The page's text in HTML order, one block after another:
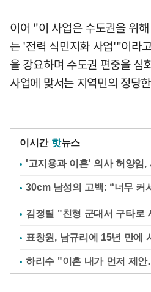
이어 "이 사업은 수도권을 위
는 '전력 식민지화 사업'"이라
을 강요하며 수도권 편중을 심
사업에 맞서는 지역민의 정당
이시간 핫뉴스
'고지용과 이혼' 의사 허양임,
김정렬 "친형 군대서 구타로
표창원, 남규리에 15년 만
하리수 "이혼 내가 먼저 제